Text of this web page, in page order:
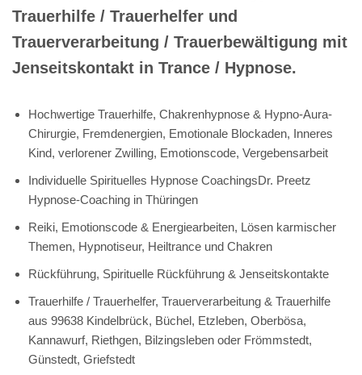
Trauerhilfe / Trauerhelfer und
Trauerverarbeitung / Trauerbewältigung mit
Jenseitskontakt in Trance / Hypnose.
Hochwertige Trauerhilfe, Chakrenhypnose & Hypno-Aura-
Chirurgie, Fremdenergien, Emotionale Blockaden, Inneres
Kind, verlorener Zwilling, Emotionscode, Vergebensarbeit
Individuelle Spirituelles Hypnose CoachingsDr. Preetz
Hypnose-Coaching in Thüringen
Reiki, Emotionscode & Energiearbeiten, Lösen karmischer
Themen, Hypnotiseur, Heiltrance und Chakren
Rückführung, Spirituelle Rückführung & Jenseitskontakte
Trauerhilfe / Trauerhelfer, Trauerverarbeitung & Trauerhilfe
aus 99638 Kindelbrück, Büchel, Etzleben, Oberbösa,
Kannawurf, Riethgen, Bilzingsleben oder Frömmstedt,
Günstedt, Griefstedt